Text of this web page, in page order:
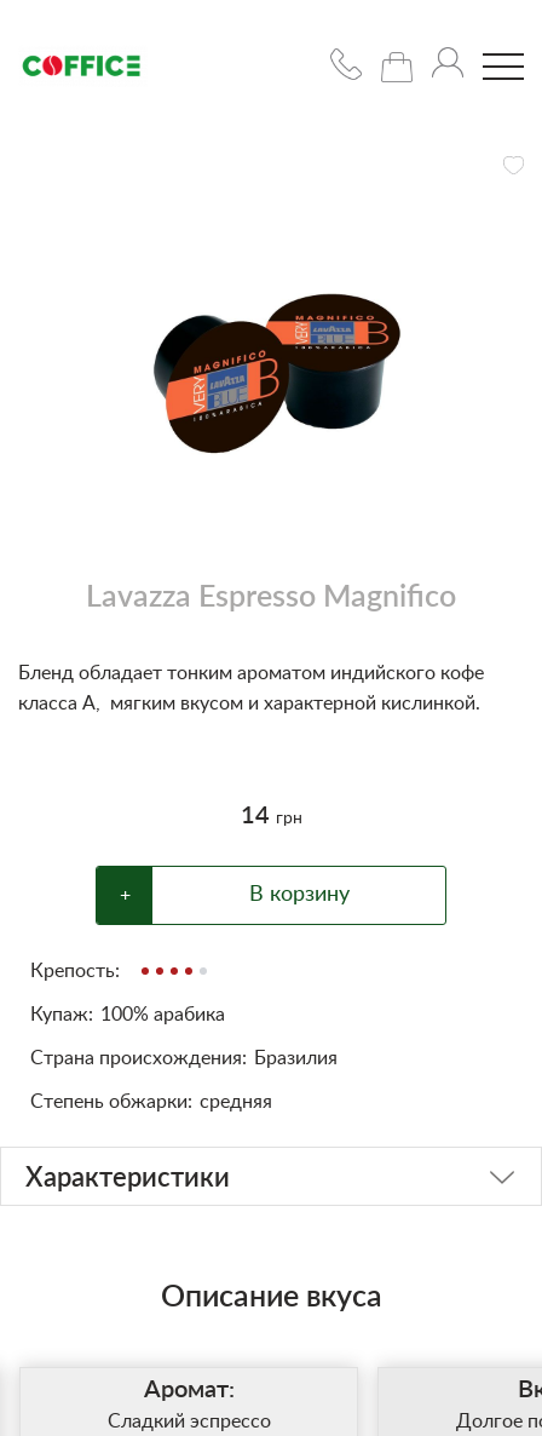
Lavazza Espresso Magnifico
Бленд обладает тонким ароматом индийского кофе
класса А, мягким вкусом и характерной кислинкой.
14 грн
+ В корзину
Крепость:
Купаж: 100% арабика
Cтрана происхождения: Бразилия
Степень обжарки: средняя
Характеристики
Описание вкуса
Аромат:
Сладкий эспрессо Долгое
Чашки/
сахар/
сиропы
Подобрать
Условия